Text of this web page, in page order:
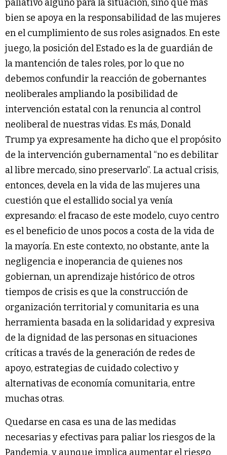
paliativo alguno para la situación, sino que más
bien se apoya en la responsabilidad de las mujeres
en el cumplimiento de sus roles asignados. En este
juego, la posición del Estado es la de guardián de
la mantención de tales roles, por lo que no
debemos confundir la reacción de gobernantes
neoliberales ampliando la posibilidad de
intervención estatal con la renuncia al control
neoliberal de nuestras vidas. Es más, Donald
Trump ya expresamente ha dicho que el propósito
de la intervención gubernamental “no es debilitar
al libre mercado, sino preservarlo”. La actual crisis,
entonces, devela en la vida de las mujeres una
cuestión que el estallido social ya venía
expresando: el fracaso de este modelo, cuyo centro
es el beneficio de unos pocos a costa de la vida de
la mayoría. En este contexto, no obstante, ante la
negligencia e inoperancia de quienes nos
gobiernan, un aprendizaje histórico de otros
tiempos de crisis es que la construcción de
organización territorial y comunitaria es una
herramienta basada en la solidaridad y expresiva
de la dignidad de las personas en situaciones
críticas a través de la generación de redes de
apoyo, estrategias de cuidado colectivo y
alternativas de economía comunitaria, entre
muchas otras.
Quedarse en casa es una de las medidas
necesarias y efectivas para paliar los riesgos de la
Pandemia, y aunque implica aumentar el riesgo